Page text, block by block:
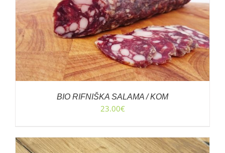
BIO RIFNIŠKA SALAMA / KOM
23.00€